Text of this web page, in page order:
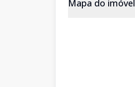
Mapa do imóvel